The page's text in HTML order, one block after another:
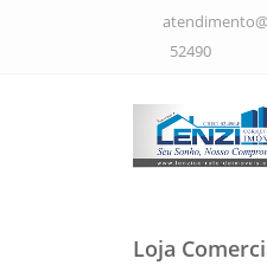
52490
Loja